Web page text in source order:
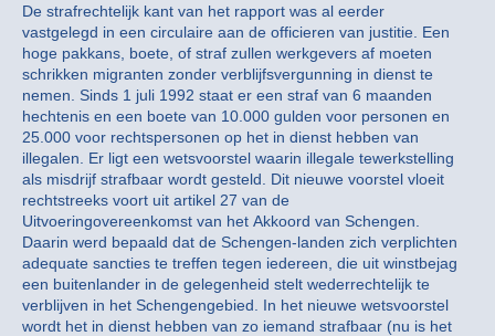
De strafrechtelijk kant van het rapport was al eerder
vastgelegd in een circulaire aan de officieren van justitie. Een
hoge pakkans, boete, of straf zullen werkgevers af moeten
schrikken migranten zonder verblijfsvergunning in dienst te
nemen. Sinds 1 juli 1992 staat er een straf van 6 maanden
hechtenis en een boete van 10.000 gulden voor personen en
25.000 voor rechtspersonen op het in dienst hebben van
illegalen. Er ligt een wetsvoorstel waarin illegale tewerkstelling
als misdrijf strafbaar wordt gesteld. Dit nieuwe voorstel vloeit
rechtstreeks voort uit artikel 27 van de
Uitvoeringovereenkomst van het Akkoord van Schengen.
Daarin werd bepaald dat de Schengen-landen zich verplichten
adequate sancties te treffen tegen iedereen, die uit winstbejag
een buitenlander in de gelegenheid stelt wederrechtelijk te
verblijven in het Schengengebied. In het nieuwe wetsvoorstel
wordt het in dienst hebben van zo iemand strafbaar (nu is het